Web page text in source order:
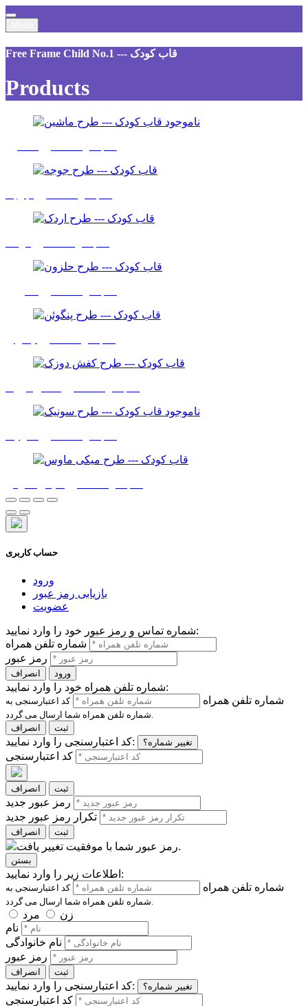
Free Frame Child No.1 --- قاب کودک
Products
ناموجود
ناموجود
حساب کاربری
ورود
بازیابی رمز عبور
عضویت
شماره تماس و رمز عبور خود را وارد نمایید:
شماره تلفن همراه
رمز عبور
انصراف ورود
شماره تلفن همراه خود را وارد نمایید:
شماره تلفن همراه
کد اعتبارسنجی به
شماره تلفن همراه شما ارسال می گردد.
انصراف
ثبت
کد اعتبارسنجی را وارد نمایید: تغییر شماره؟
کد اعتبارسنجی
انصراف ثبت
رمز عبور جدید
تکرار رمز عبور جدید
انصراف ثبت
رمز عبور شما با موفقیت تغییر یافت.
بستن
اطلاعات زیر را وارد نمایید:
شماره تلفن همراه
کد اعتبارسنجی به
شماره تلفن همراه شما ارسال می گردد.
زن
مرد
نام
نام خانوادگی
رمز عبور
انصراف ثبت
کد اعتبارسنجی را وارد نمایید: تغییر شماره؟
کد اعتبارسنجی